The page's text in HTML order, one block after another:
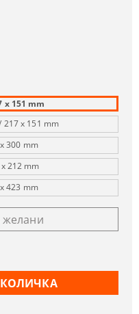
x 151 mm
217 x 151 mm
300 mm
212 mm
423 mm